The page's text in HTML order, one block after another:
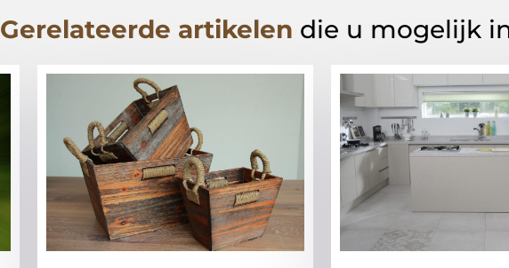
Gerelateerde artikelen die u mogelijk